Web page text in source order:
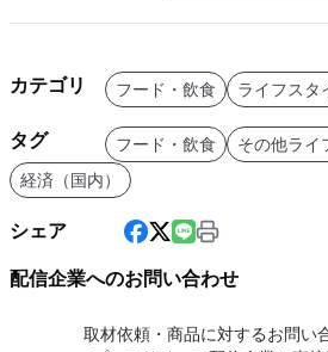
カテゴリ フード・飲食 ライフスタ
タグ フード・飲食
その他ライ
経済（国内）
シェア
配信企業へのお問い合わせ
取材依頼・商品に対するお問い